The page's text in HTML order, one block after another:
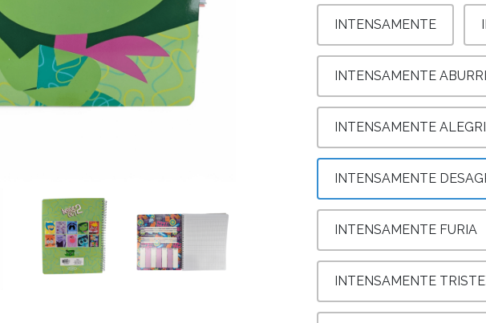
INTENSAMENTE
INTENSAMENTE
INTENSAMENTE
INTENSAMENTE
INTENSAMENTE FURIA
INTENSAMENTE